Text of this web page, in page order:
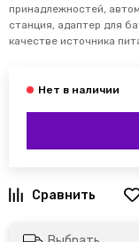
принадлежностей,
станция, адаптер для
качестве источника